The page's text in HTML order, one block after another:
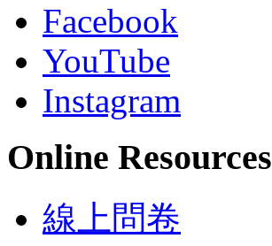
Facebook
YouTube
Instagram
Online Resources
線上問卷